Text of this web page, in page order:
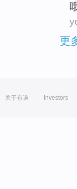
更
关于有道 Investors